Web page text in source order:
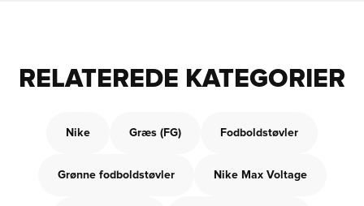
RELATEREDE KATEGORIER
Nike Græs (FG) Fodboldstøvler
Grønne fodboldstøvler Nike Max Voltage